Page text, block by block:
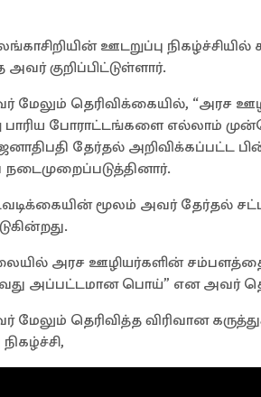
ஊடறுப்பு
குறிப்பிட்டுள்ளார்.
மேலும் தெரிவிக்கையில், “அரச
பாரிய போராட்டங்களை எல்லாம்
தேர்தல் அறிவிக்கப்பட்ட
மூலம் அவர் தேர்தல்
அரச ஊழியர்களின்
அப்பட்டமான பொய்” என அவர்
தெரிவித்த விரிவான